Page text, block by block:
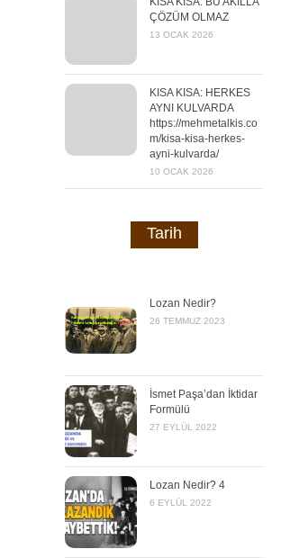
ÇÖZÜM OLMAZ
13 OCAK 2026
KISA KISA: HERKES
AYNI KULVARDA
https://mehmetalkis.co
m/kisa-kisa-herkes-
ayni-kulvarda/
10 OCAK 2026
Tarih
Lozan Nedir?
26 TEMMUZ 2023
İsmet Paşa’dan İktidar
Formülü
27 EYLÜL 2022
Lozan Nedir? 4
6 EYLÜL 2022